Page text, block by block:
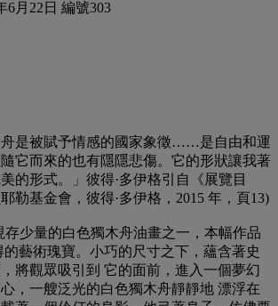
6月22日 編號303
舟是被賦予情感的國家象徵……是自由和運
它而來的也有隱隱悲傷。它的形狀讓我著
的形式。」彼得·多伊格引自《展覽目
勒基金會，彼得·多伊格，2015 年，頁13)
存少量的白色獨木舟油畫之一，本幅作品
藝術瑰寶。小巧的尺寸之下，蘊含著史
將觀眾吸引到 它的面前，進入一個夢幻
，一艘泛光的白色獨木舟靜靜地 漂浮在